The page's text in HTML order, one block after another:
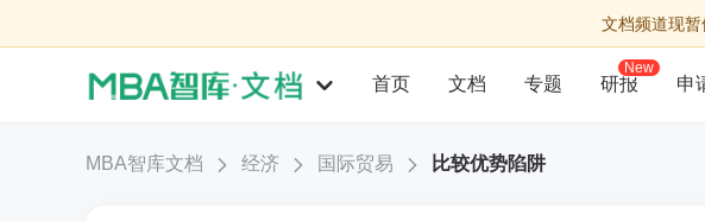
文档频道现
首页 文档 专题 研报
New
申
MBA智库文档 经济 国际贸易 比较优势陷阱